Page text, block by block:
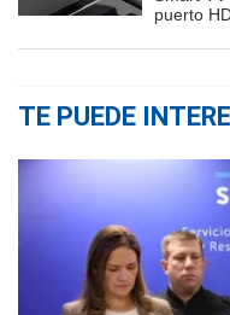
puerto
TE PUEDE